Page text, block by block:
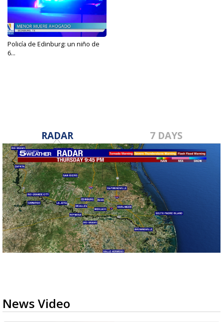
Policía de Edinburg: un niño de
6...
RADAR 7 DAYS
News Video